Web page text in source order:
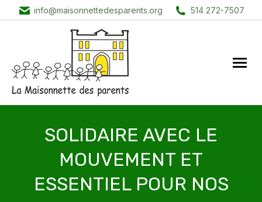
info@maisonnettedesparents.org 514 272-7507
SOLIDAIRE AVEC LE
MOUVEMENT ET
ESSENTIEL POUR NOS